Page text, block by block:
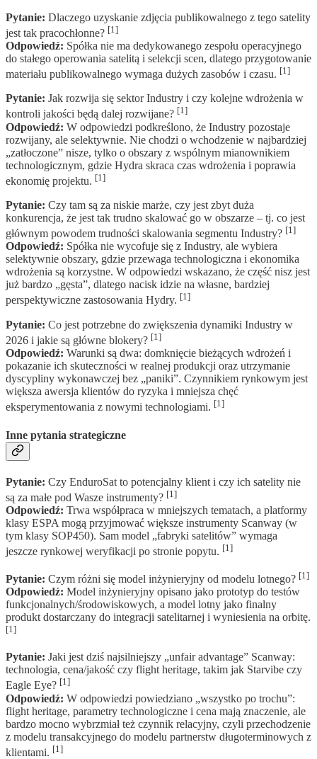
Pytanie: Dlaczego uzyskanie zdjęcia publikowalnego z tego satelity
jest tak pracochłonne? [1]
Odpowiedź: Spółka nie ma dedykowanego zespołu operacyjnego
do stałego operowania satelitą i selekcji scen, dlatego przygotowanie
materiału publikowalnego wymaga dużych zasobów i czasu. [1]
Pytanie: Jak rozwija się sektor Industry i czy kolejne wdrożenia w
kontroli jakości będą dalej rozwijane? [1]
Odpowiedź: W odpowiedzi podkreślono, że Industry pozostaje
rozwijany, ale selektywnie. Nie chodzi o wchodzenie w najbardziej
„zatłoczone” nisze, tylko o obszary z wspólnym mianownikiem
technologicznym, gdzie Hydra skraca czas wdrożenia i poprawia
ekonomię projektu. [1]
Pytanie: Czy tam są za niskie marże, czy jest zbyt duża
konkurencja, że jest tak trudno skalować go w obszarze – tj. co jest
głównym powodem trudności skalowania segmentu Industry? [1]
Odpowiedź: Spółka nie wycofuje się z Industry, ale wybiera
selektywnie obszary, gdzie przewaga technologiczna i ekonomika
wdrożenia są korzystne. W odpowiedzi wskazano, że część nisz jest
już bardzo „gęsta”, dlatego nacisk idzie na własne, bardziej
perspektywiczne zastosowania Hydry. [1]
Pytanie: Co jest potrzebne do zwiększenia dynamiki Industry w
2026 i jakie są główne blokery? [1]
Odpowiedź: Warunki są dwa: domknięcie bieżących wdrożeń i
pokazanie ich skuteczności w realnej produkcji oraz utrzymanie
dyscypliny wykonawczej bez „paniki”. Czynnikiem rynkowym jest
większa awersja klientów do ryzyka i mniejsza chęć
eksperymentowania z nowymi technologiami. [1]
Inne pytania strategiczne
Pytanie: Czy EnduroSat to potencjalny klient i czy ich satelity nie
są za małe pod Wasze instrumenty? [1]
Odpowiedź: Trwa współpraca w mniejszych tematach, a platformy
klasy ESPA mogą przyjmować większe instrumenty Scanway (w
tym klasy SOP450). Sam model „fabryki satelitów” wymaga
jeszcze rynkowej weryfikacji po stronie popytu. [1]
Pytanie: Czym różni się model inżynieryjny od modelu lotnego? [1]
Odpowiedź: Model inżynieryjny opisano jako prototyp do testów
funkcjonalnych/środowiskowych, a model lotny jako finalny
produkt dostarczany do integracji satelitarnej i wyniesienia na orbitę.
[1]
Pytanie: Jaki jest dziś najsilniejszy „unfair advantage” Scanway:
technologia, cena/jakość czy flight heritage, takim jak Starvibe czy
Eagle Eye? [1]
Odpowiedź: W odpowiedzi powiedziano „wszystko po trochu”:
flight heritage, parametry technologiczne i cena mają znaczenie, ale
bardzo mocno wybrzmiał też czynnik relacyjny, czyli przechodzenie
z modelu transakcyjnego do modelu partnerstw długoterminowych z
klientami. [1]